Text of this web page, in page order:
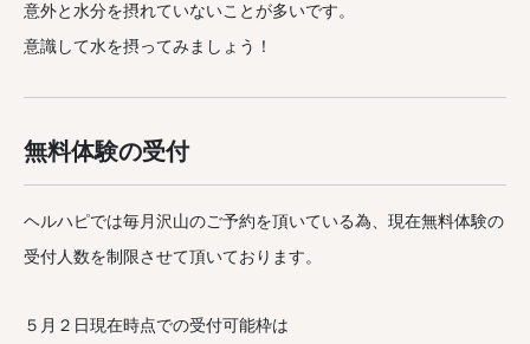
意外と水分を摂れていないことが多いです。
意識して水を摂ってみましょう！
無料体験の受付
ヘルハピでは毎月沢山のご予約を頂いている為、現在無料体験の
受付人数を制限させて頂いております。
５月２日現在時点での受付可能枠は